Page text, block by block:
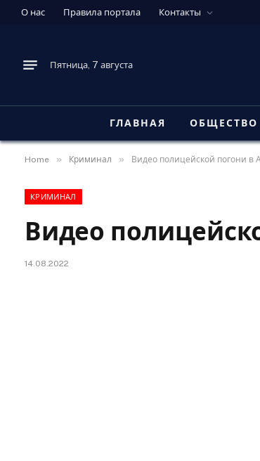
О нас Правила портала Контакты
Пятница, 7 августа
ГЛАВНАЯ ОБЩЕСТВО
Home » Криминал » Видео полицейской погони в
КРИМИНАЛ
Видео
14.08.2022